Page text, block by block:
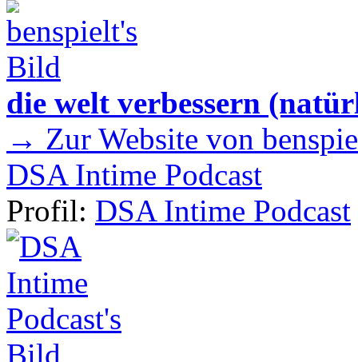
die welt verbessern
→ Zur Website von
DSA Intime Podcast
Profil: DSA Intime Podcast